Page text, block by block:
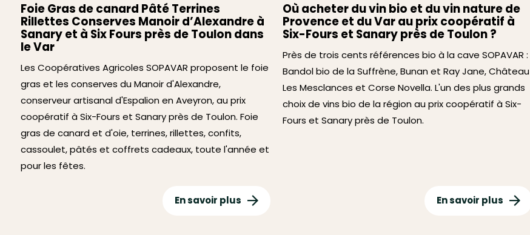
Foie Gras de canard Pâté Terrines
Rillettes Conserves Manoir d’Alexandre à
Sanary et à Six Fours près de Toulon dans
le Var
Les Coopératives Agricoles SOPAVAR proposent le foie
gras et les conserves du Manoir d'Alexandre,
conserveur artisanal d'Espalion en Aveyron, au prix
coopératif à Six-Fours et Sanary près de Toulon. Foie
gras de canard et d'oie, terrines, rillettes, confits,
cassoulet, pâtés et coffrets cadeaux, toute l'année et
pour les fêtes.
En savoir plus
Où acheter du vin bio et du vin nature de
Provence et du Var au prix coopératif à
Six-Fours et Sanary près de Toulon ?
Près de trois cents références bio à la cave SOPAVAR :
Bandol bio de la Suffrène, Bunan et Ray Jane, Château
Les Mesclances et Corse Novella. L'un des plus grands
choix de vins bio de la région au prix coopératif à Six-
Fours et Sanary près de Toulon.
En savoir plus